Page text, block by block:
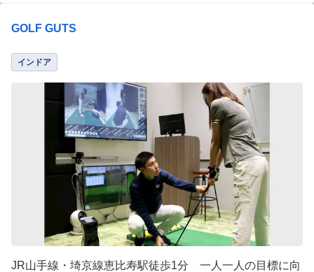
GOLF GUTS
インドア
JR山手線・埼京線恵比寿駅徒歩1分 一人一人の目標に向